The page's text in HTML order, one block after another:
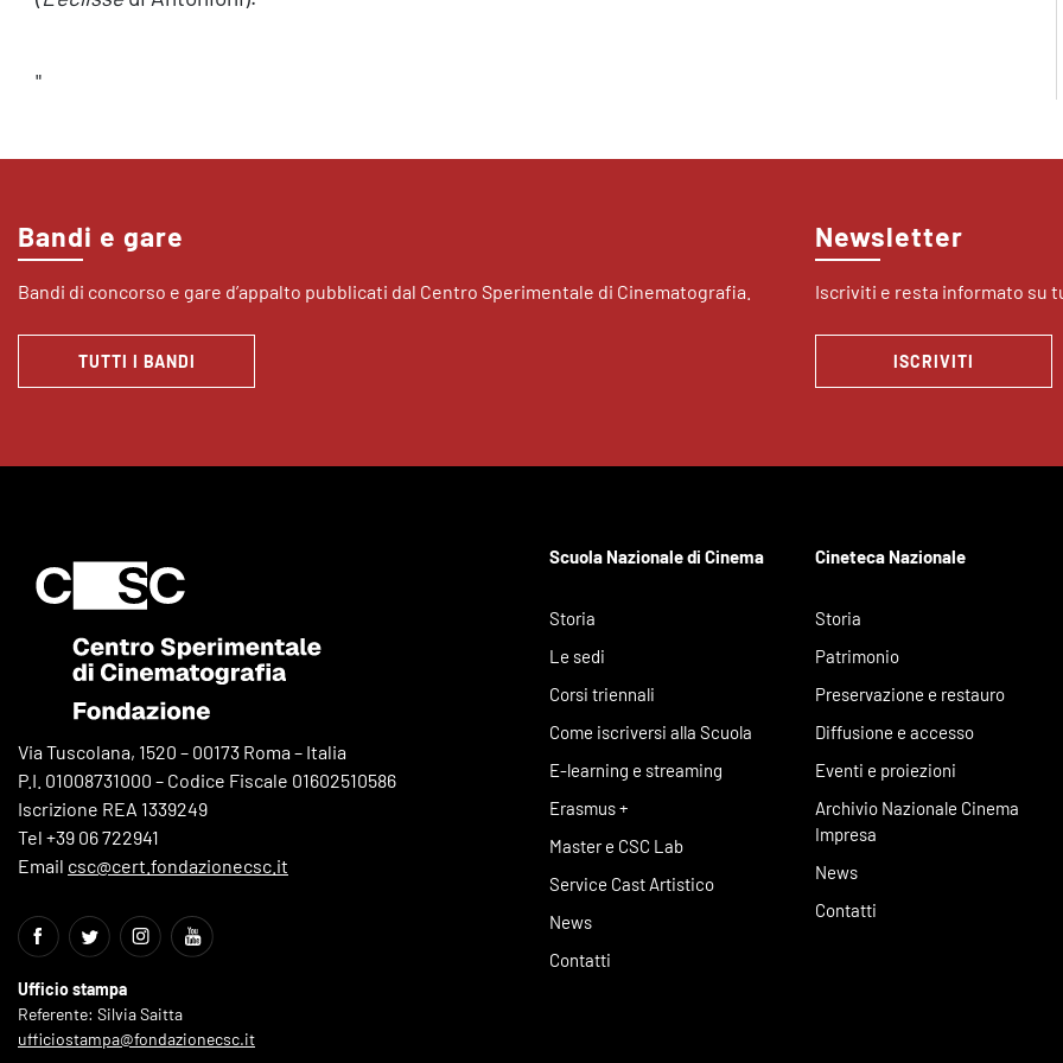
"
Bandi e gare
Bandi di concorso e gare d’appalto pubblicati dal Centro Sperimentale di Cinematografia.
TUTTI I BANDI
Newsletter
Iscriviti e resta informato su
ISCRIVITI
Via Tuscolana, 1520 – 00173 Roma – Italia
P.I. 01008731000 – Codice Fiscale 01602510586
Iscrizione REA 1339249
Tel +39 06 722941
Email csc@cert.fondazionecsc.it
Ufficio stampa
Referente: Silvia Saitta
ufficiostampa@fondazionecsc.it
Scuola Nazionale di Cinema
Storia
Le sedi
Corsi triennali
Come iscriversi alla Scuola
E-learning e streaming
Erasmus +
Master e CSC Lab
Service Cast Artistico
News
Contatti
Cineteca Nazionale
Storia
Patrimonio
Preservazione e restauro
Diffusione e accesso
Eventi e proiezioni
Archivio Nazionale Cinema
Impresa
News
Contatti